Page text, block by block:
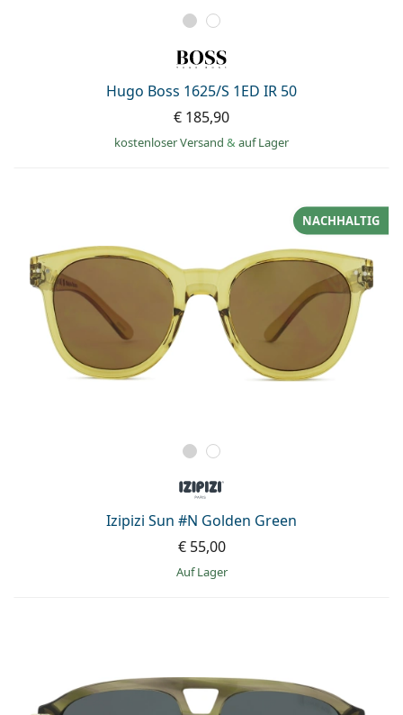
Hugo Boss 1625/S 1ED IR 50
€ 185,90
kostenloser Versand & auf Lager
Izipizi Sun #N Golden Green
NACHHALTIG
€ 55,00
auf Lager